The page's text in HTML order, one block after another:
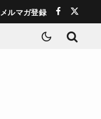
メルマガ登録